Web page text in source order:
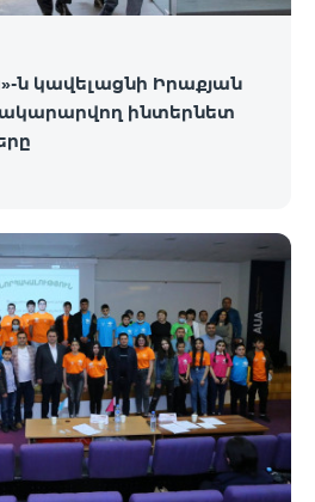
ն կավելացնի Իրաքյան
ինտերնետ